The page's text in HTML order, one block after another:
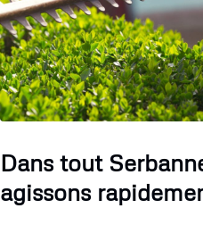
Dans tout
agissons